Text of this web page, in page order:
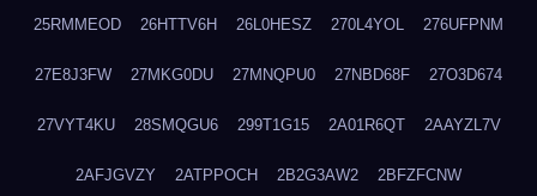
25RMMEOD 26HTTV6H 26L0HESZ 270L4YOL 276UFPNM
27E8J3FW 27MKG0DU 27MNQPU0 27NBD68F 27O3D674
27VYT4KU 28SMQGU6 299T1G15 2A01R6QT 2AAYZL7V
2AFJGVZY 2ATPPOCH 2B2G3AW2 2BFZFCNW